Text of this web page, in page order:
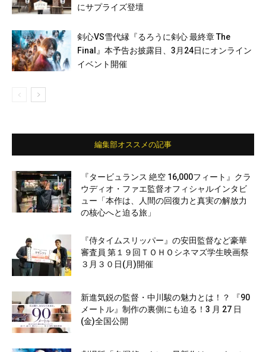
にサプライズ登壇
剣心VS雪代縁『るろうに剣心 最終章 The
Final』本予告お披露目、3月24日にオンライン
イベント開催
編集部オススメの記事
『タービュランス 絶空 16,000フィート』クラ
ウディオ・ファエ監督オフィシャルインタビ
ュー「本作は、人間の回復力と真実の解放力
の核心へと迫る旅」
『侍タイムスリッパー』の安田監督など豪華
審査員 第１９回ＴＯＨＯシネマズ学生映画祭
３月３０日(月)開催
新進気鋭の監督・中川駿の魅力とは！？ 『90
メートル』制作の裏側にも迫る！3 月 27 日
(金)全国公開